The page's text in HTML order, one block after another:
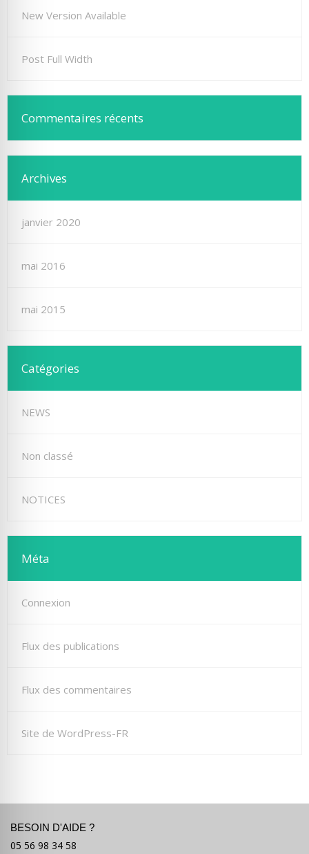
New Version Available
Post Full Width
Commentaires récents
Archives
janvier 2020
mai 2016
mai 2015
Catégories
NEWS
Non classé
NOTICES
Méta
Connexion
Flux des publications
Flux des commentaires
Site de WordPress-FR
BESOIN D'AIDE ?
05 56 98 34 58